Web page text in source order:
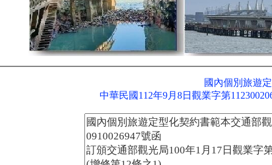
國內個別旅遊
中華民國112年9月8日觀業字第